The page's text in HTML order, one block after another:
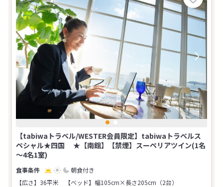
【tabiwaトラベル/WESTER会員限定】tabiwaトラベルス
ペシャル★四国 ★【南館】【禁煙】スーペリアツイン(1名
～4名1室)
朝食付き
【広さ】36平米
【ベッド】幅105cm×長さ205cm（2台）